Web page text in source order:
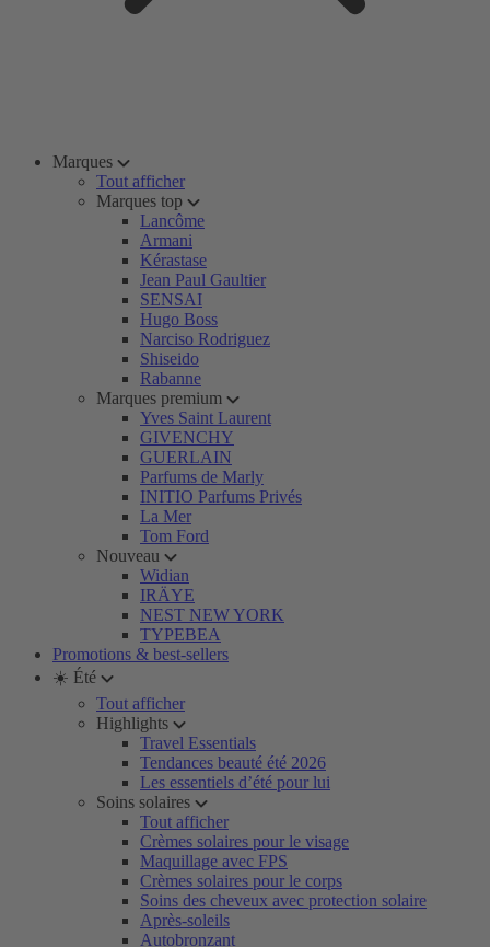
Marques
Tout afficher
Marques top
Lancôme
Armani
Kérastase
Jean Paul Gaultier
SENSAI
Hugo Boss
Narciso Rodriguez
Shiseido
Rabanne
Marques premium
Yves Saint Laurent
GIVENCHY
GUERLAIN
Parfums de Marly
INITIO Parfums Privés
La Mer
Tom Ford
Nouveau
Widian
IRÄYE
NEST NEW YORK
TYPEBEA
Promotions & best-sellers
☀️ Été
Tout afficher
Highlights
Travel Essentials
Tendances beauté été 2026
Les essentiels d’été pour lui
Soins solaires
Tout afficher
Crèmes solaires pour le visage
Maquillage avec FPS
Crèmes solaires pour le corps
Soins des cheveux avec protection solaire
Après-soleils
Autobronzant